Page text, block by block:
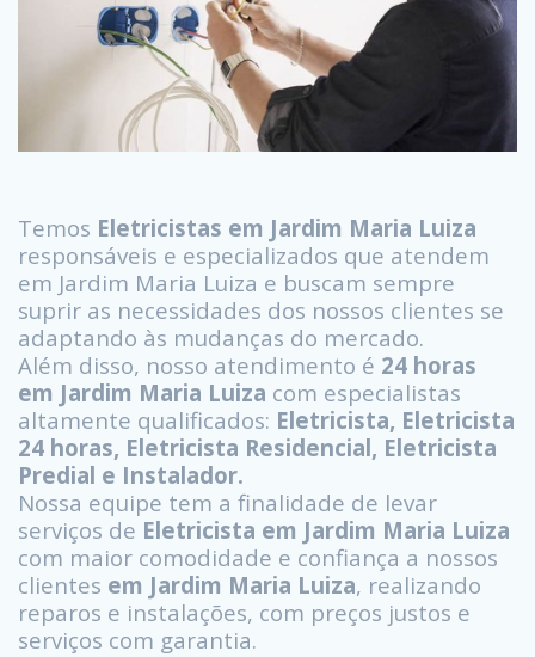
Temos Eletricistas em Jardim Maria Luiza
responsáveis e especializados que atendem
em Jardim Maria Luiza e buscam sempre
suprir as necessidades dos nossos clientes se
adaptando às mudanças do mercado.
Além disso, nosso atendimento é 24 horas
em Jardim Maria Luiza com especialistas
altamente qualificados: Eletricista, Eletricista
24 horas, Eletricista Residencial, Eletricista
Predial e Instalador.
Nossa equipe tem a finalidade de levar
serviços de Eletricista em Jardim Maria Luiza
com maior comodidade e confiança a nossos
clientes em Jardim Maria Luiza, realizando
reparos e instalações, com preços justos e
serviços com garantia.